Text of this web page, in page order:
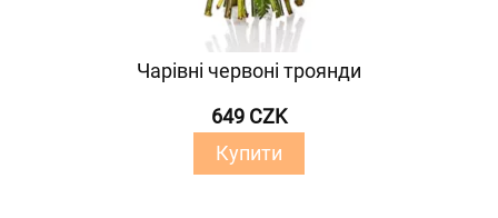
Чарівні червоні троянди
649 CZK
Купити